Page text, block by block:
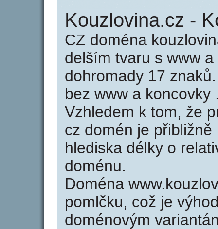
Kouzlovina.cz -
CZ doména
delším tvaru s www
dohromady 17
bez www a
Vzhledem k tom, že
cz domén je
hlediska délky o
doménu.
Doména
pomlčku, což je
doménovým